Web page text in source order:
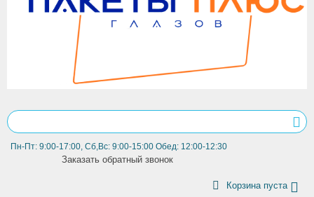
Пн-Пт: 9:00-17:00, Сб,Вс: 9:00-15:00 Обед: 12:00-12:30
Заказать обратный звонок
Корзина пуста